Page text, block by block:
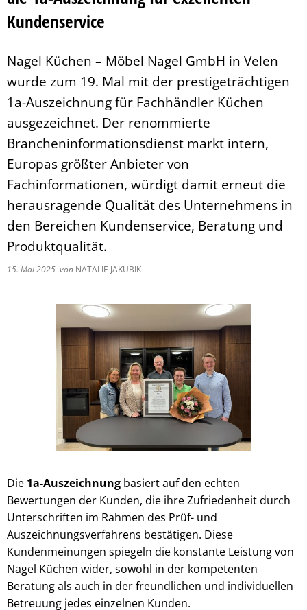
Service
Kundenservice
Nagel Küchen – Möbel Nagel GmbH in Velen
wurde zum 19. Mal mit der prestigeträchtigen
1a-Auszeichnung für Fachhändler Küchen
ausgezeichnet. Der renommierte
Brancheninformationsdienst markt intern,
Europas größter Anbieter von
Fachinformationen, würdigt damit erneut die
herausragende Qualität des Unternehmens in
den Bereichen Kundenservice, Beratung und
Produktqualität.
15. Mai 2025 von NATALIE JAKUBIK
Die 1a-Auszeichnung basiert auf den echten
Bewertungen der Kunden, die ihre Zufriedenheit durch
Unterschriften im Rahmen des Prüf- und
Auszeichnungsverfahrens bestätigen. Diese
Kundenmeinungen spiegeln die konstante Leistung von
Nagel Küchen wider, sowohl in der kompetenten
Beratung als auch in der freundlichen und individuellen
Betreuung jedes einzelnen Kunden.